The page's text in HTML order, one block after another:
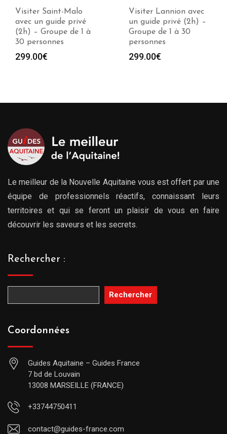
Visiter Lannion avec
un guide privé (2h) –
Groupe de 1 à 30
personnes
299.00€
Visiter Rennes avec
un guide privé (2h) –
Groupe de 1 à 30
personnes
299.00€
Le meilleur de la Nouvelle Aquitaine vous est offert par une
équipe de professionnels réactifs, connaissant leurs
territoires et qui se feront un plaisir de vous en faire
découvrir les saveurs et les secrets.
Rechercher :
Rechercher
Coordonnées
Guides Aquitaine – Guides France
7 bd de Louvain
13008 MARSEILLE (FRANCE)
+33744750411
contact@guides-france.com